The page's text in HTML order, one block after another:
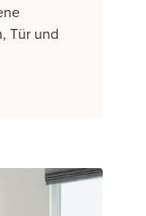
Tür und